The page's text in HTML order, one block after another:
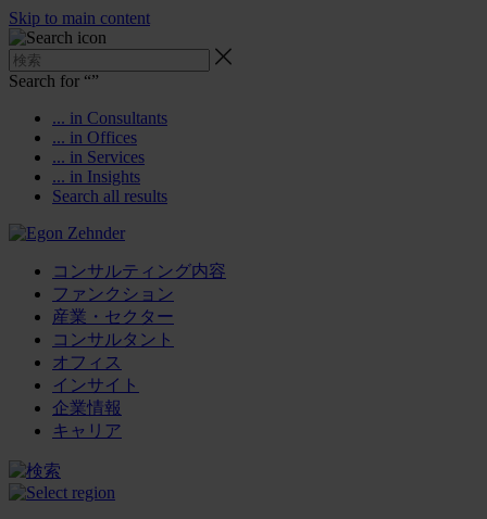
Skip to main content
Search for “”
... in Consultants
... in Offices
... in Services
... in Insights
Search all results
コンサルティング内容
ファンクション
産業・セクター
コンサルタント
オフィス
インサイト
企業情報
キャリア